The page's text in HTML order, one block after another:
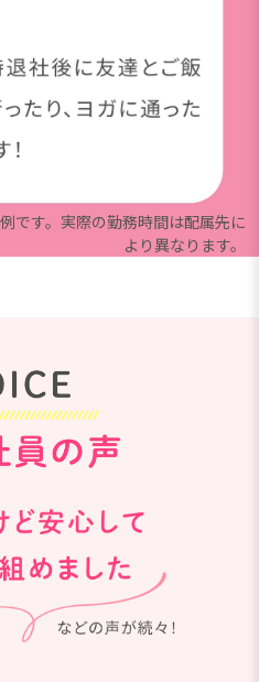
です。実際の勤務時間は配属先に
より異なります。